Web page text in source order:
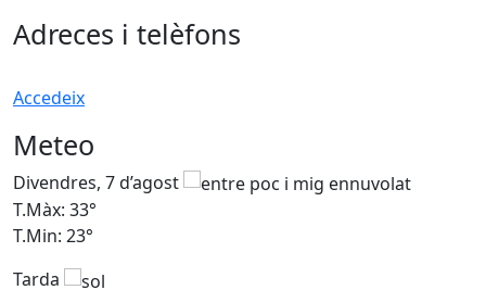
Adreces i telèfons
Accedeix
Meteo
Divendres, 7 d’agost
T.Màx: 33°
T.Min: 23°
Tarda